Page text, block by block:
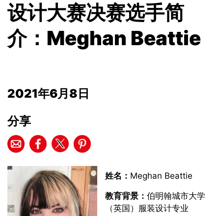
设计大赛决赛选手简
介：Meghan Beattie
2021年6月8日
分享
姓名： Meghan Beattie
教育背景： 伯明翰城市大学
（英国）服装设计专业